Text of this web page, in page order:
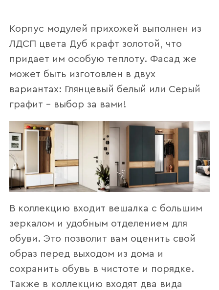
Корпус модулей прихожей выполнен из
ЛДСП цвета Дуб крафт золотой, что
придает им особую теплоту. Фасад же
может быть изготовлен в двух
вариантах: Глянцевый белый или Серый
графит – выбор за вами!
В коллекцию входит вешалка с большим
зеркалом и удобным отделением для
обуви. Это позволит вам оценить свой
образ перед выходом из дома и
сохранить обувь в чистоте и порядке.
Также в коллекцию входят два вида